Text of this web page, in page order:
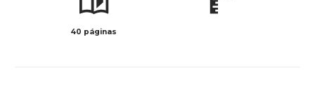
40 páginas